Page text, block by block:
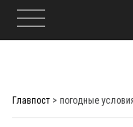
Главпост > погодные